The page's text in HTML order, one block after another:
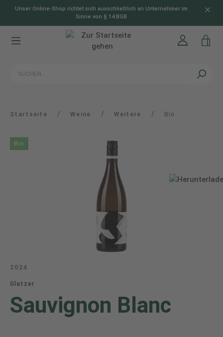
springen
Unser Online-Shop richtet sich ausschließlich an Unternehmer im
Sinne von § 14 BGB
Startseite / Weine / Weitere / Bio
Bio
2024
Glatzer
Sauvignon Blanc